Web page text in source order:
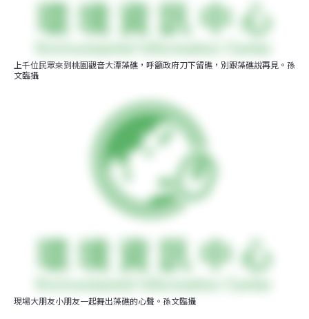
上千位民眾來到桃園觀音大潭藻礁，呼籲政府刀下留礁，別跟藻礁說再見。孫
文臨攝
現場大朋友小朋友一起舞出藻礁的心聲。孫文臨攝